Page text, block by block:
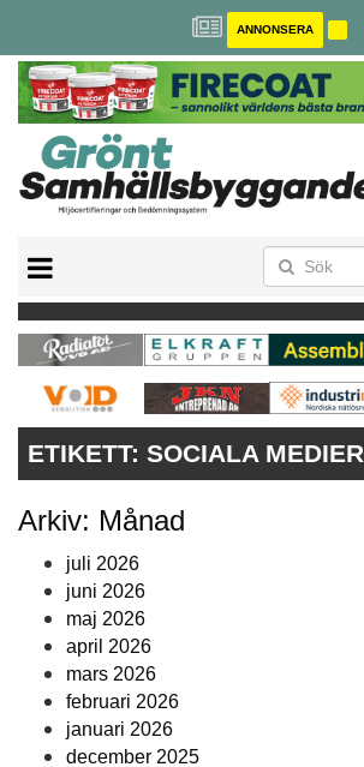
ANNONSERA
MILJÖBYGGNAD
NOLLCO2
CITYLAB
GREENBUILDING
ANNONSERA
ETIKETT: SOCIALA MEDIER
Arkiv: Månad
juli 2026
juni 2026
maj 2026
april 2026
mars 2026
februari 2026
januari 2026
december 2025